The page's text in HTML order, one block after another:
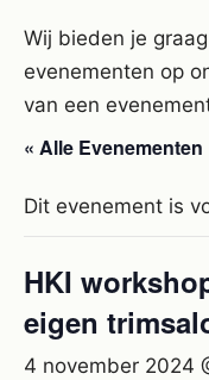
Wij bieden je
evenementen op
van een
« Alle Evenementen
Dit evenement is
HKI
eigen
4 november 2024